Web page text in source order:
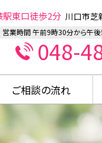
駅東口徒歩2分 川口市芝
営業時間 午前9時30分から午
048-
ご相談の流れ